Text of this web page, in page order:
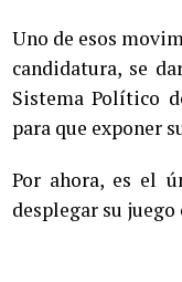
Uno de esos
candidatura, se
Sistema Político
para que exponer
Por ahora, es el
desplegar su